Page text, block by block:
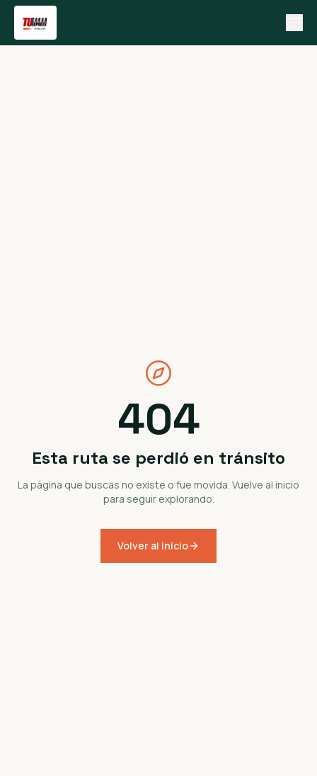
404
Esta ruta se perdió en tránsito
La página que buscas no existe o fue movida. Vuelve al inicio
para seguir explorando.
Volver al inicio